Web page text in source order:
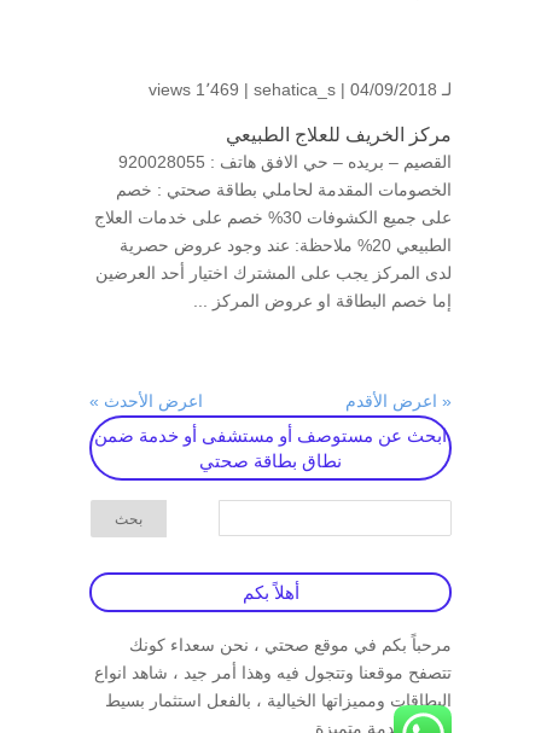
لـ sehatica_s | 04/09/2018 | 1٬469 views
مركز الخريف للعلاج الطبيعي
القصيم – بريده – حي الافق هاتف : 920028055
الخصومات المقدمة لحاملي بطاقة صحتي : خصم
على جميع الكشوفات 30% خصم على خدمات العلاج
الطبيعي 20% ملاحظة: عند وجود عروض حصرية
لدى المركز يجب على المشترك اختيار أحد العرضين
إما خصم البطاقة او عروض المركز ...
« اعرض الأقدم اعرض الأحدث »
ابحث عن مستوصف أو مستشفى أو خدمة ضمن
نطاق بطاقة صحتي
أهلاً بكم
مرحباً بكم في موقع صحتي ، نحن سعداء كونك
تتصفح موقعنا وتتجول فيه وهذا أمر جيد ، شاهد انواع
البطاقات ومميزاتها الخيالية ، بالفعل استثمار بسيط
مقابل خدمة متميزة .